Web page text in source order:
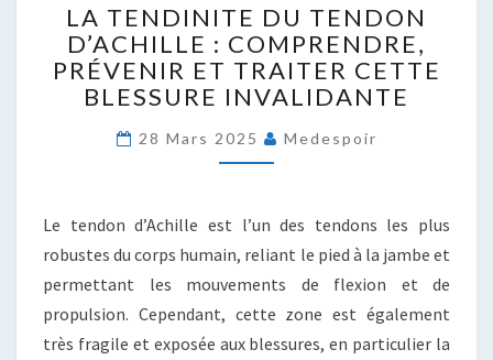
TENDINITE
DU
TENDON
D’ACHILLE
COMPRENDRE,
PRÉVENIR
CETTE
BLESSURE
INVALIDANTE
LA TENDINITE DU TENDON
D’ACHILLE : COMPRENDRE,
PRÉVENIR ET TRAITER CETTE
BLESSURE INVALIDANTE
28 Mars 2025 Medespoir
Le tendon d’Achille est l’un des tendons les plus
robustes du corps humain, reliant le pied à la jambe et
permettant les mouvements de flexion et de
propulsion. Cependant, cette zone est également
très fragile et exposée aux blessures, en particulier la